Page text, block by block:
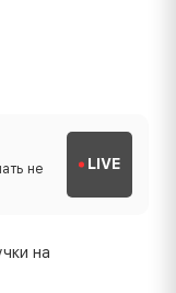
не
LIVE
на